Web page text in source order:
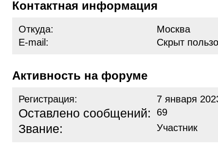
Контактная информация
Откуда:
Москва
E-mail:
Скрыт
Активность на форуме
Регистрация: 7 января
Оставлено сообщений: 69
Звание: Участник